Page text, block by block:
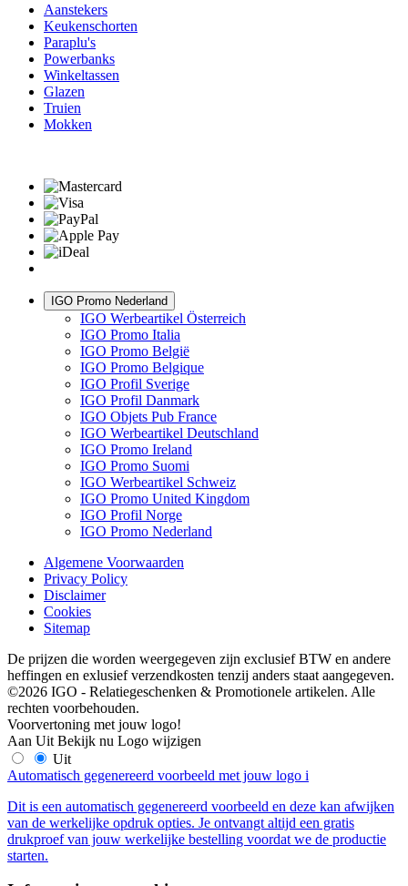
Aanstekers
Keukenschorten
Paraplu's
Powerbanks
Winkeltassen
Glazen
Truien
Mokken
IGO Promo Nederland
IGO Werbeartikel Österreich
IGO Promo Italia
IGO Promo België
IGO Promo Belgique
IGO Profil Sverige
IGO Profil Danmark
IGO Objets Pub France
IGO Werbeartikel Deutschland
IGO Promo Ireland
IGO Promo Suomi
IGO Werbeartikel Schweiz
IGO Promo United Kingdom
IGO Profil Norge
IGO Promo Nederland
Algemene Voorwaarden
Privacy Policy
Disclaimer
Cookies
Sitemap
De prijzen die worden weergegeven zijn exclusief BTW en andere
heffingen en exlusief verzendkosten tenzij anders staat aangegeven.
©2026 IGO - Relatiegeschenken & Promotionele artikelen. Alle
rechten voorbehouden.
Voorvertoning met jouw logo!
Aan Uit Bekijk nu Logo wijzigen
Uit
Automatisch gegenereerd voorbeeld met jouw logo i
Dit is een automatisch gegenereerd voorbeeld en deze kan afwijken
van de werkelijke opdruk opties. Je ontvangt altijd een gratis
drukproef van jouw werkelijke bestelling voordat we de productie
starten.